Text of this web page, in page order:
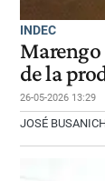
INDEC
Marengo
de la
26-05-2026 13:29
JOSÉ